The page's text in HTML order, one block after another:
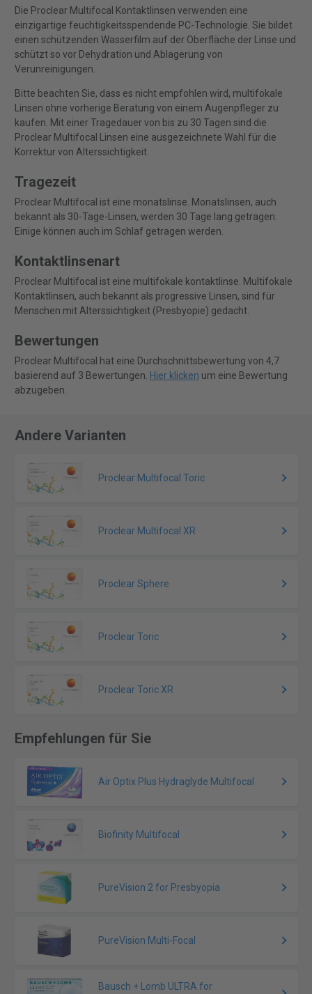
Die Proclear Multifocal Kontaktlinsen verwenden eine
einzigartige feuchtigkeitsspendende PC-Technologie. Sie bildet
einen schützenden Wasserfilm auf der Oberfläche der Linse und
schützt so vor Dehydration und Ablagerung von
Verunreinigungen.
Bitte beachten Sie, dass es nicht empfohlen wird, multifokale
Linsen ohne vorherige Beratung von einem Augenpfleger zu
kaufen. Mit einer Tragedauer von bis zu 30 Tagen sind die
Proclear Multifocal Linsen eine ausgezeichnete Wahl für die
Korrektur von Alterssichtigkeit.
Tragezeit
Proclear Multifocal ist eine monatslinse. Monatslinsen, auch
bekannt als 30-Tage-Linsen, werden 30 Tage lang getragen.
Einige können auch im Schlaf getragen werden.
Kontaktlinsenart
Proclear Multifocal ist eine multifokale kontaktlinse. Multifokale
Kontaktlinsen, auch bekannt als progressive Linsen, sind für
Menschen mit Alterssichtigkeit (Presbyopie) gedacht.
Bewertungen
Proclear Multifocal hat eine Durchschnittsbewertung von 4,7
basierend auf 3 Bewertungen. Hier klicken um eine Bewertung
abzugeben.
Andere Varianten
Proclear Multifocal Toric
Proclear Multifocal XR
Proclear Sphere
Proclear Toric
Proclear Toric XR
Empfehlungen für Sie
Air Optix Plus Hydraglyde Multifocal
Biofinity Multifocal
PureVision 2 for Presbyopia
PureVision Multi-Focal
Bausch + Lomb ULTRA for